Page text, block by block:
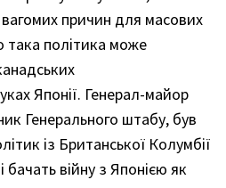
причин для масових
така політика може
Японії. Генерал-майор
Генерального штабу, був
із Британської Колумбії
війну з Японією як